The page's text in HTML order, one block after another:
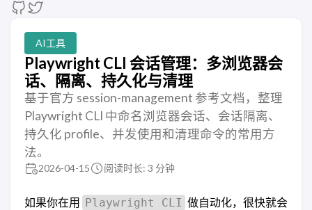
AI工具
Playwright CLI 会话管理：多浏览器会
话、隔离、持久化与清理
基于官方 session-management 参考文档，整理
Playwright CLI 中命名浏览器会话、会话隔离、
持久化 profile、并发使用和清理命令的常用方
法。
2026-04-15 阅读时长: 3 分钟
如果你在用 Playwright CLI 做自动化，很快就会